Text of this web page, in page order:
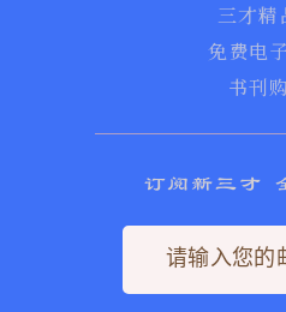
三才精
免费电
书刊
订阅新三才